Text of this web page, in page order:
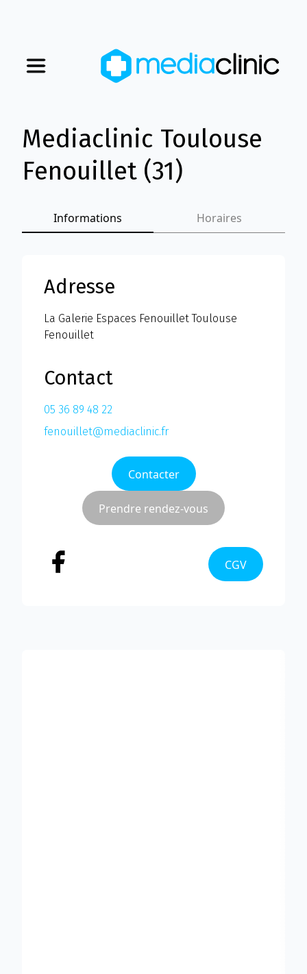
Nos magasins
Nous rejoindre
Mediaclinic Toulouse
Fenouillet (31)
Informations Horaires
Adresse
La Galerie Espaces Fenouillet Toulouse
Fenouillet
Contact
05 36 89 48 22
fenouillet@mediaclinic.fr
Contacter
Prendre rendez-vous
CGV